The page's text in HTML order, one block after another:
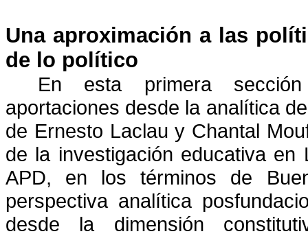
Una aproximación a las
de lo político
En esta primera
aportaciones desde la analítica
de Ernesto Laclau y Chantal
de la investigación educativa en
APD, en los términos de
perspectiva analítica
desde la dimensión